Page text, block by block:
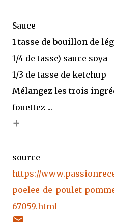
Sauce
1 tasse de bouillon de
1/4 de tasse) sauce soya
1/3 de tasse de ketchup
Mélangez les trois
fouettez ...
+
source
https://
poelee-de-poulet-
67059.html